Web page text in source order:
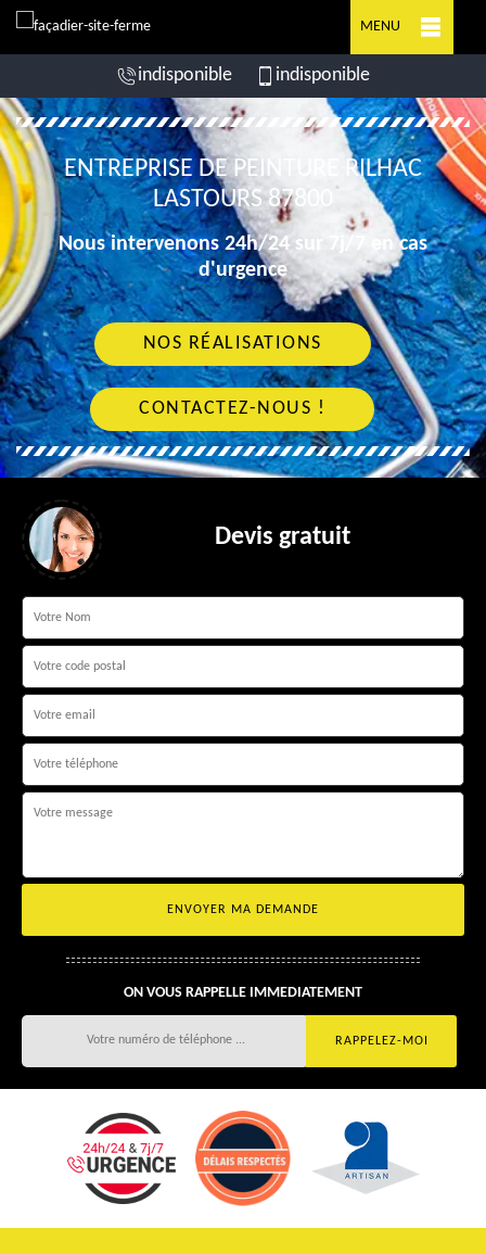
MENU
indisponible indisponible
ENTREPRISE DE PEINTURE RILHAC
LASTOURS 87800
Nous intervenons 24h/24 sur 7j/7 en cas
d'urgence
NOS RÉALISATIONS
CONTACTEZ-NOUS !
Devis gratuit
ON VOUS RAPPELLE IMMEDIATEMENT